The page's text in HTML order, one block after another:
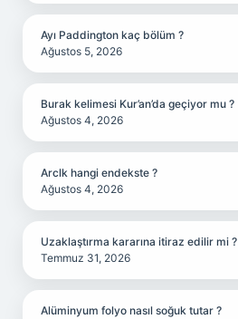
Ayı Paddington kaç bölüm ?
Ağustos 5, 2026
Burak kelimesi Kur’an’da geçiyor mu ?
Ağustos 4, 2026
Arclk hangi endekste ?
Ağustos 4, 2026
Uzaklaştırma kararına itiraz edilir mi ?
Temmuz 31, 2026
Alüminyum folyo nasıl soğuk tutar ?